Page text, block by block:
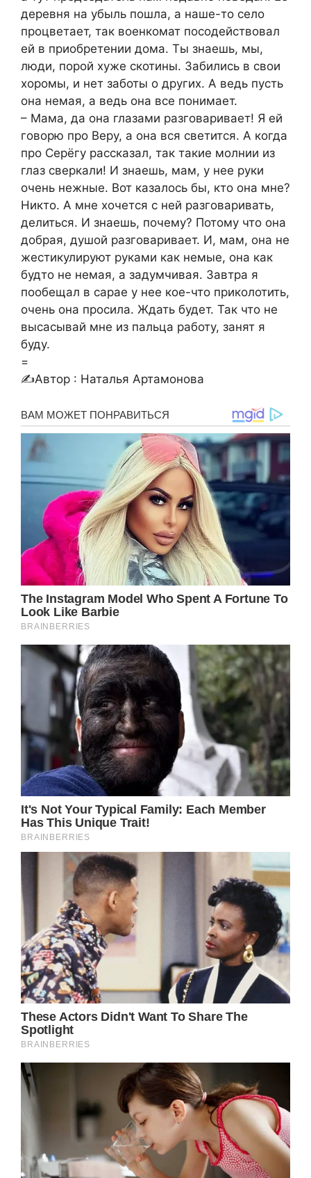
деревня на убыль пошла, а наше-то село
процветает, так военкомат посодействовал
ей в приобретении дома. Ты знаешь, мы,
люди, порой хуже скотины. Забились в свои
хоромы, и нет заботы о других. А ведь пусть
она немая, а ведь она все понимает.
– Мама, да она глазами разговаривает! Я ей
говорю про Веру, а она вся светится. А когда
про Серёгу рассказал, так такие молнии из
глаз сверкали! И знаешь, мам, у нее руки
очень нежные. Вот казалось бы, кто она мне?
Никто. А мне хочется с ней разговаривать,
делиться. И знаешь, почему? Потому что она
добрая, душой разговаривает. И, мам, она не
жестикулируют руками как немые, она как
будто не немая, а задумчивая. Завтра я
пообещал в сарае у нее кое-что приколотить,
очень она просила. Ждать будет. Так что не
высасывай мне из пальца работу, занят я
буду.
=
✍Автор : Наталья Артамонова